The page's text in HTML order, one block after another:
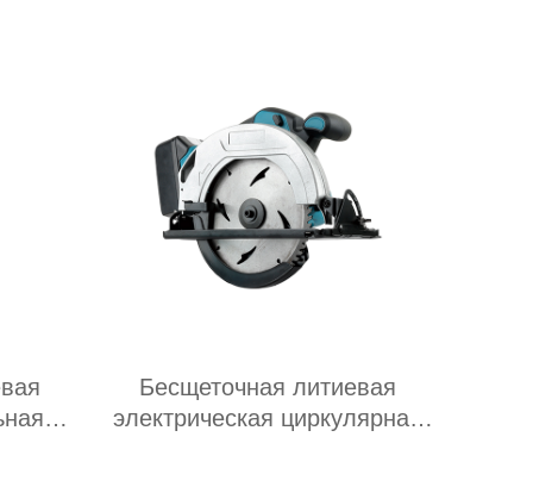
Бесщеточная литиевая
электрическая циркулярная